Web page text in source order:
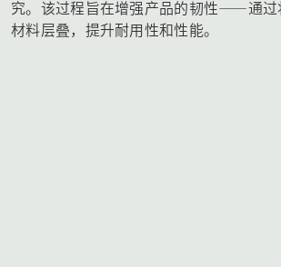
究。该过程旨在增强产品的韧性——通过
材料层叠，提升耐用性和性能。